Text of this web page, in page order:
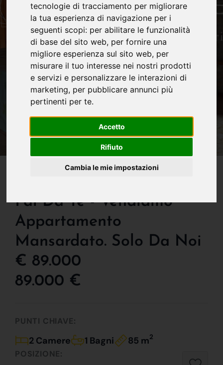
tecnologie di tracciamento per migliorare
la tua esperienza di navigazione per i
seguenti scopi: per abilitare le funzionalità
di base del sito web, per fornire una
migliore esperienza sul sito web, per
misurare il tuo interesse nei nostri prodotti
e servizi e personalizzare le interazioni di
marketing, per pubblicare annunci più
pertinenti per te.
Accetto
Rifiuto
Cambia le mie impostazioni
Fai Da Te - Vendiamo
Appartamento
Mansardato. Solo Da Noi
€ 89.000
89.000 €
PUNTI CHIAVE:
2 Camere 1 Bagni 85 m2
POSIZIONE: